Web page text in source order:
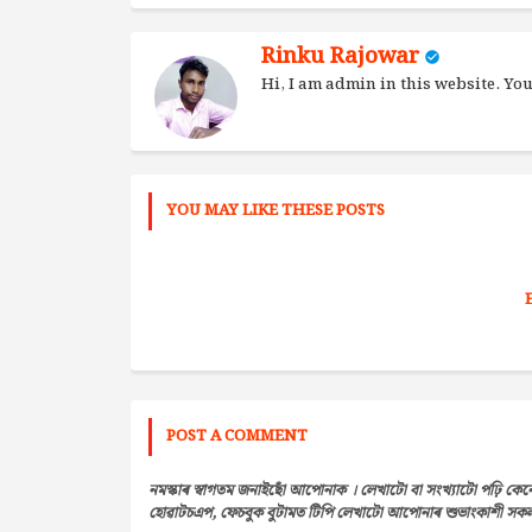
Rinku Rajowar
Hi, I am admin in this website.
YOU MAY LIKE THESE POSTS
POST A COMMENT
নমস্কাৰ স্বাগতম জনাইছোঁ আপোনাক । লেখাটো বা সংখ্যাটো পঢ়ি
হোৱাটচএপ, ফেচবুক বুটামত টিপি লেখাটো আপোনাৰ শুভাংকাশী